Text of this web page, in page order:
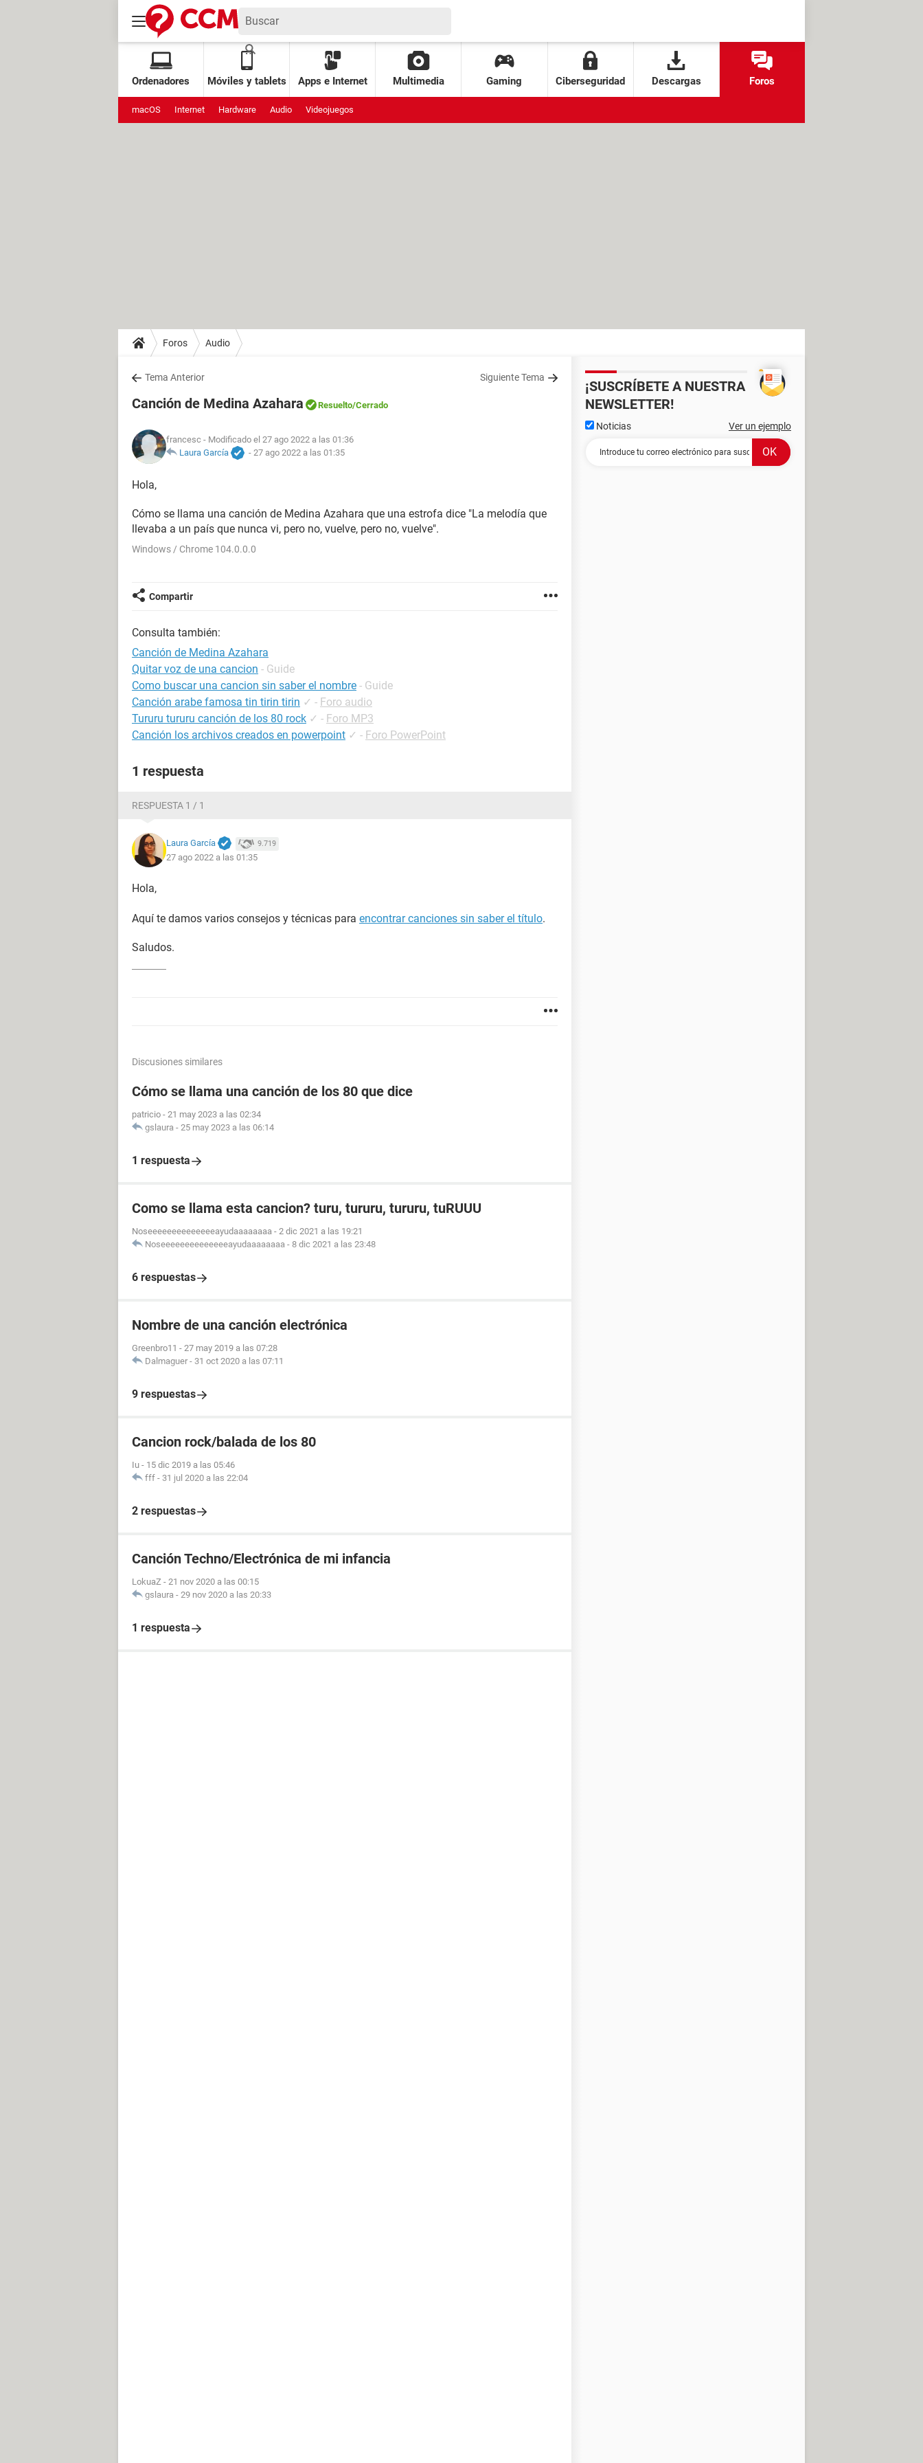
Ordenadores Móviles y tablets Apps e Internet Multimedia Gaming Ciberseguridad Descargas Foros
macOS Internet Hardware Audio Videojuegos
Foros Audio
Tema Anterior Siguiente Tema
Canción de Medina Azahara Resuelto/Cerrado
francesc - Modificado el 27 ago 2022 a las 01:36
Laura García
- 27 ago 2022 a las 01:35
Hola,
Cómo se llama una canción de Medina Azahara que una estrofa dice "La melodía que
llevaba a un país que nunca vi, pero no, vuelve, pero no, vuelve".
Windows / Chrome 104.0.0.0
Compartir
Consulta también:
Canción de Medina Azahara
Quitar voz de una cancion - Guide
Como buscar una cancion sin saber el nombre - Guide
Canción arabe famosa tin tirin tirin ✓ - Foro audio
Tururu tururu canción de los 80 rock ✓ - Foro MP3
Canción los archivos creados en powerpoint ✓ - Foro PowerPoint
1 respuesta
RESPUESTA 1 / 1
Laura García 9.719
27 ago 2022 a las 01:35
Hola,
Aquí te damos varios consejos y técnicas para encontrar canciones sin saber el título.
Saludos.
Discusiones similares
Cómo se llama una canción de los 80 que dice
patricio - 21 may 2023 a las 02:34
gslaura - 25 may 2023 a las 06:14
1 respuesta
Como se llama esta cancion? turu, tururu, tururu, tuRUUU
Noseeeeeeeeeeeeeeayudaaaaaaaa - 2 dic 2021 a las 19:21
Noseeeeeeeeeeeeeeayudaaaaaaaa - 8 dic 2021 a las 23:48
6 respuestas
Nombre de una canción electrónica
Greenbro11 - 27 may 2019 a las 07:28
Dalmaguer - 31 oct 2020 a las 07:11
9 respuestas
Cancion rock/balada de los 80
Iu - 15 dic 2019 a las 05:46
fff - 31 jul 2020 a las 22:04
2 respuestas
Canción Techno/Electrónica de mi infancia
LokuaZ - 21 nov 2020 a las 00:15
gslaura - 29 nov 2020 a las 20:33
1 respuesta
¡SUSCRÍBETE A NUESTRA
NEWSLETTER!
Noticias Ver un ejemplo